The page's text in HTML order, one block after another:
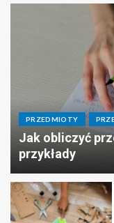
PRZEDMIOTY
Jak obliczyć
przykłady